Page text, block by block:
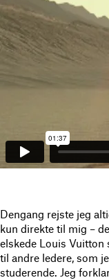
Dengang rejste jeg
kun direkte til mig –
elskede Louis Vuitton
til andre ledere, som
studerende. Jeg